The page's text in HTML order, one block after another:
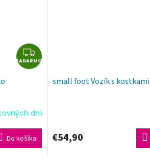
Z
A
M
O
ZADARMO
dní
Do košíka
small foot Vozík s kostkami
€54,90